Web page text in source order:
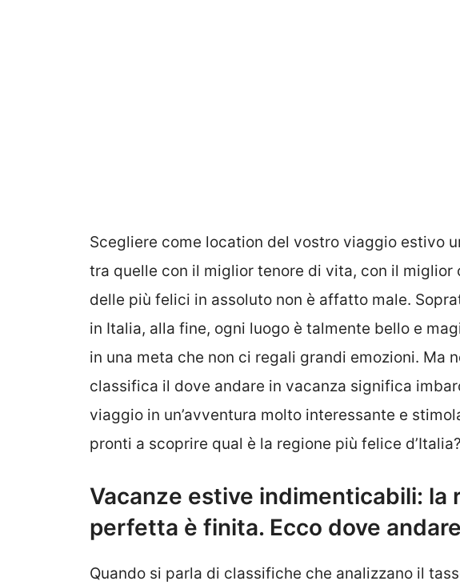
Scegliere come location del vostro viaggio estivo
tra quelle con il miglior tenore di vita, con il
delle più felici in assoluto non è affatto male.
in Italia, alla fine, ogni luogo è talmente bello e
in una meta che non ci regali grandi emozioni. Ma
classifica il dove andare in vacanza significa
viaggio in un’avventura molto interessante e
pronti a scoprire qual è la regione più felice d’Italia?
Vacanze estive indimenticabili: la
perfetta è finita. Ecco dove andare
Quando si parla di classifiche che analizzano il